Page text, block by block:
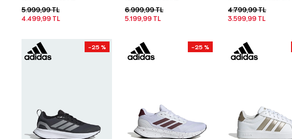
4.499,99 TL
5.999,99 TL
5.199,99 TL
6.999,99 TL
3.599,99 TL
4.799,99 TL
-25 % -25 %